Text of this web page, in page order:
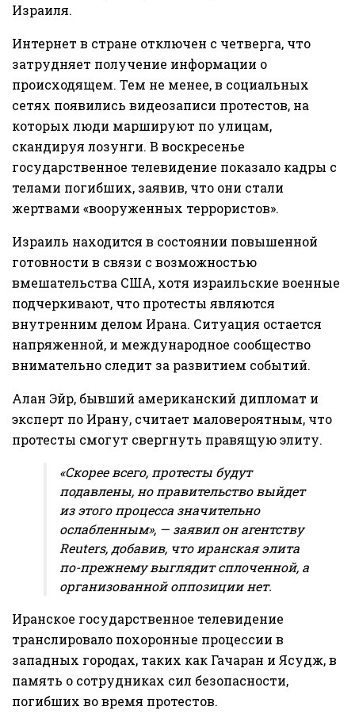
Израиля.
Интернет в стране отключен с четверга, что
затрудняет получение информации о
происходящем. Тем не менее, в социальных
сетях появились видеозаписи протестов, на
которых люди маршируют по улицам,
скандируя лозунги. В воскресенье
государственное телевидение показало кадры с
телами погибших, заявив, что они стали
жертвами «вооруженных террористов».
Израиль находится в состоянии повышенной
готовности в связи с возможностью
вмешательства США, хотя израильские военные
подчеркивают, что протесты являются
внутренним делом Ирана. Ситуация остается
напряженной, и международное сообщество
внимательно следит за развитием событий.
Алан Эйр, бывший американский дипломат и
эксперт по Ирану, считает маловероятным, что
протесты смогут свергнуть правящую элиту.
«Скорее всего, протесты будут
подавлены, но правительство выйдет
из этого процесса значительно
ослабленным», — заявил он агентству
Reuters, добавив, что иранская элита
по-прежнему выглядит сплоченной, а
организованной оппозиции нет.
Иранское государственное телевидение
транслировало похоронные процессии в
западных городах, таких как Гачаран и Ясудж, в
память о сотрудниках сил безопасности,
погибших во время протестов.